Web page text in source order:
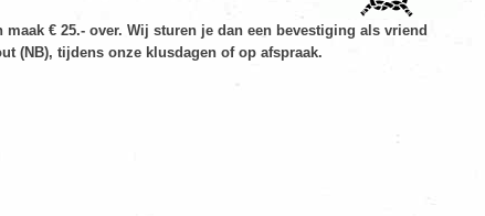
maak € 25.- over. Wij sturen je dan een bevestiging als vriend
(NB), tijdens onze klusdagen of op afspraak.